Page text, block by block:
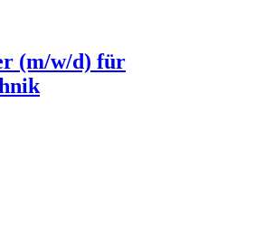
(m/w/d) für